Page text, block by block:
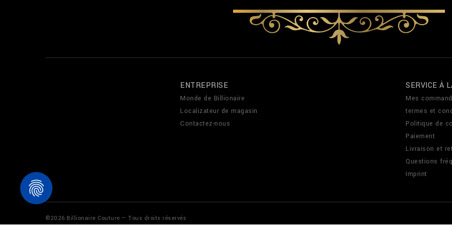
ENTREPRISE
Monde de Billionaire
Localizateur de magasin
Contactez-nous
SERVICE À
Mes
termes et
Politique de
Paiement
Livraison et
Questions
Imprint
©2026 Billionaire Couture — Tous droits réservés